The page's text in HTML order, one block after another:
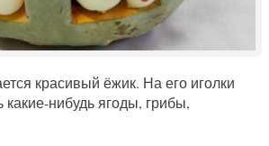
красивый ёжик. На его иголки
нибудь ягоды, грибы,